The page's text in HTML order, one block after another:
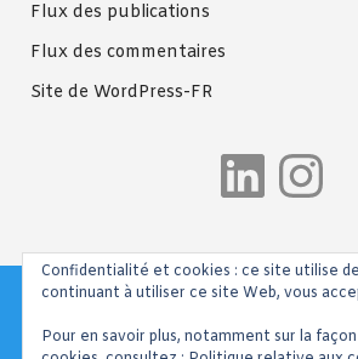
Flux des publications
Flux des commentaires
Site de WordPress-FR
Confidentialité et cookies : ce site utilise
continuant à utiliser ce site Web, vous
Pour en savoir plus, notamment sur la